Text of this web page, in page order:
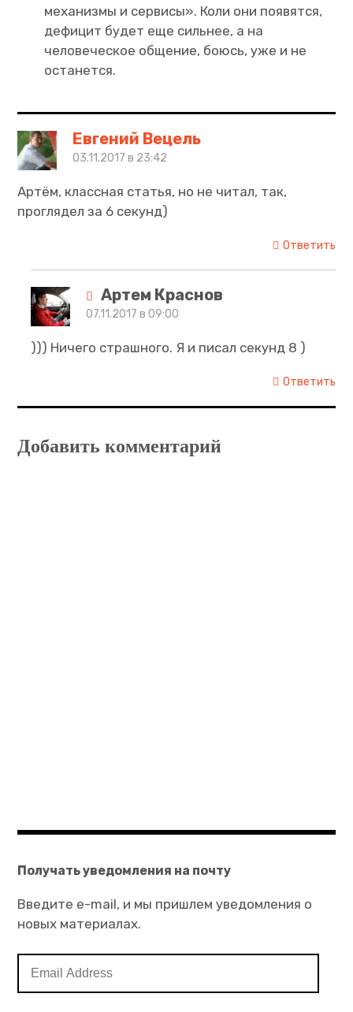
механизмы и сервисы». Коли они появятся,
дефицит будет еще сильнее, а на
человеческое общение, боюсь, уже и не
останется.
Евгений Вецель
03.11.2017 в 23:42
Артём, классная статья, но не читал, так,
проглядел за 6 секунд)
Ответить
Артем Краснов
07.11.2017 в 09:00
))) Ничего страшного. Я и писал секунд 8 )
Ответить
Добавить комментарий
Получать уведомления на почту
Введите e-mail, и мы пришлем уведомления о
новых материалах.
Address